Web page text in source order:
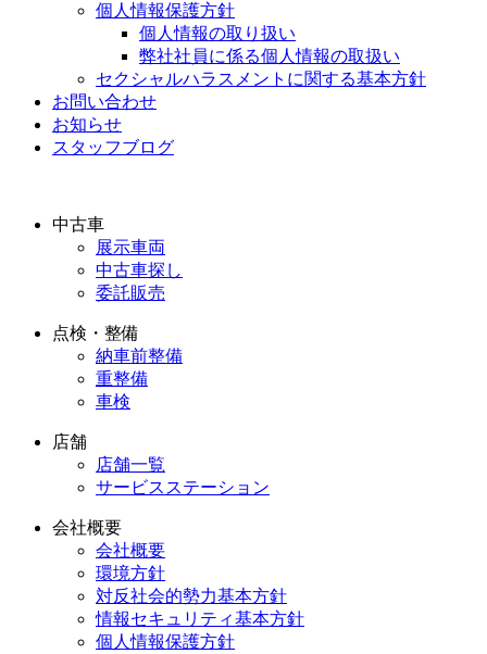
個人情報保護方針
個人情報の取り扱い
弊社社員に係る個人情報の取扱い
セクシャルハラスメントに関する基本方針
お問い合わせ
お知らせ
スタッフブログ
中古車
展示車両
中古車探し
委託販売
点検・整備
納車前整備
重整備
車検
店舗
店舗一覧
サービスステーション
会社概要
会社概要
環境方針
対反社会的勢力基本方針
情報セキュリティ基本方針
個人情報保護方針